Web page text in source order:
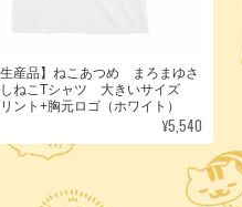
生産品】ねこあつめ まろまゆさ
ねこTシャツ 大きいサイズ
ント+胸元ロゴ（ホワイト）
¥5,540